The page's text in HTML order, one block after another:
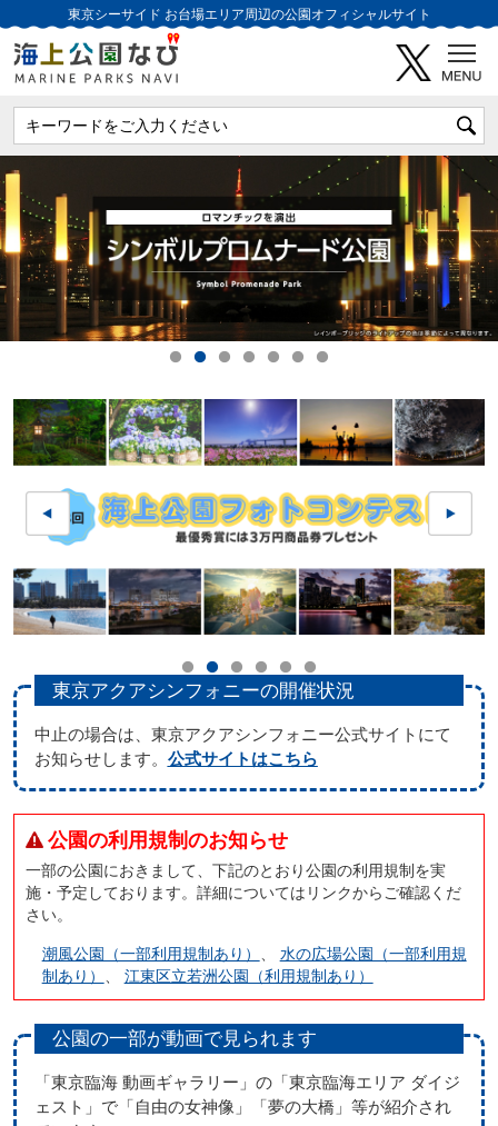
東京シーサイド お台場エリア周辺の公園オフィシャルサイト
東京アクアシンフォニーの開催状況
中止の場合は、東京アクアシンフォニー公式サイトにて
お知らせします。 公式サイトはこちら
公園の利用規制のお知らせ
一部の公園におきまして、下記のとおり公園の利用規制を実
施・予定しております。詳細についてはリンクからご確認くだ
さい。
潮風公園（一部利用規制あり）
水の広場公園（一部利用規
制あり）
江東区立若洲公園（利用規制あり）
公園の一部が動画で見られます
「東京臨海 動画ギャラリー」の「東京臨海エリア ダイジ
ェスト」で「自由の女神像」「夢の大橋」等が紹介され